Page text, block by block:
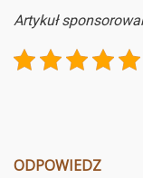
Artykuł
ODPOWIEDZ